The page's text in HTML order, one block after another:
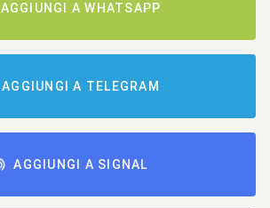
AGGIUNGI A WHATSAPP
AGGIUNGI A TELEGRAM
AGGIUNGI A SIGNAL